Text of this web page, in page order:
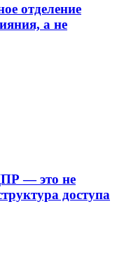
отделение
а не
— это не
доступа